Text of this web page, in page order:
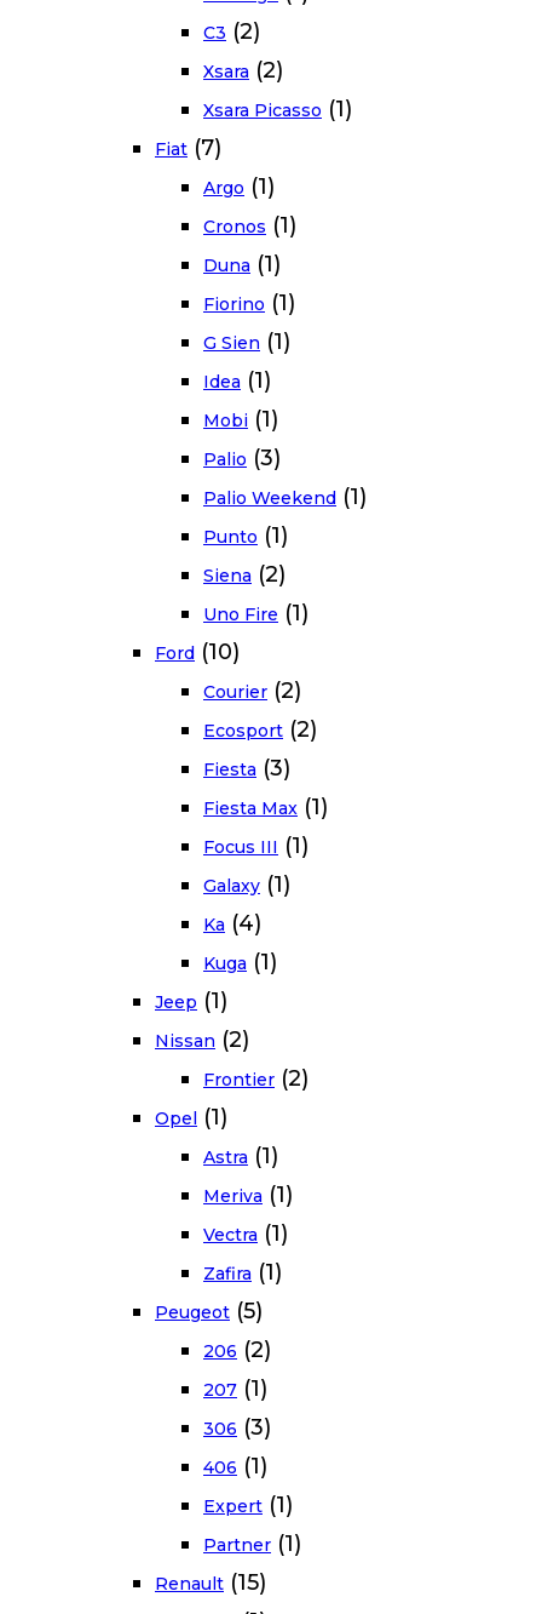
C3 (2)
Xsara (2)
Xsara Picasso (1)
Fiat (7)
Argo (1)
Cronos (1)
Duna (1)
Fiorino (1)
G Sien (1)
Idea (1)
Mobi (1)
Palio (3)
Palio Weekend (1)
Punto (1)
Siena (2)
Uno Fire (1)
Ford (10)
Courier (2)
Ecosport (2)
Fiesta (3)
Fiesta Max (1)
Focus III (1)
Galaxy (1)
Ka (4)
Kuga (1)
Jeep (1)
Nissan (2)
Frontier (2)
Opel (1)
Astra (1)
Meriva (1)
Vectra (1)
Zafira (1)
Peugeot (5)
206 (2)
207 (1)
306 (3)
406 (1)
Expert (1)
Partner (1)
Renault (15)